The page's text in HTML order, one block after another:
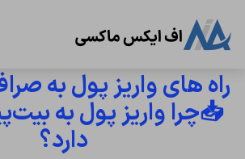
راه های واریز پول به
📥چرا واریز پول به
دارد؟